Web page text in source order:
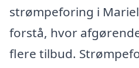
strømpeforing i
forstå, hvor
flere tilbud.